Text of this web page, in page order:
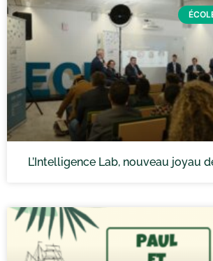
L’Intelligence Lab, nouveau joyau